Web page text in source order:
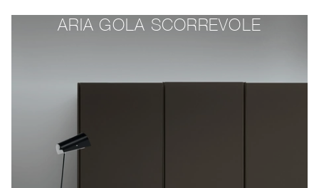
ARIA GOLA SCORREVOLE